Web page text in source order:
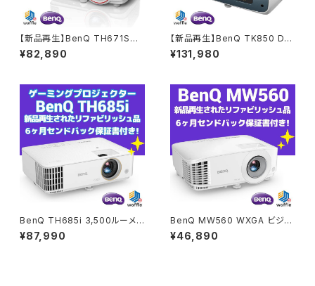
【新品再生】BenQ TH671ST
3000lmのビデオゲーム用ホー
ムエンターテインメント・プロジ
¥82,890
【新品再生】BenQ TK850 DL
Pホームシネマプロジェクター
4K(UHD) 3000lm 6ヶ月セ
¥131,980
BenQ TH685i 3,500ルーメ
ン Android TV 搭載のHDR
ゲーミングプロジェクター 6ヶ
¥87,990
BenQ MW560 WXGA ビジネ
ス プロジェクター 6ヶ月センド
バック保証書付 リファビッシュ
¥46,890